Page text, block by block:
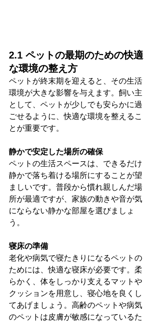
2.1 ペットの最期のための快適
な環境の整え方
ペットが終末期を迎えると、その生活
環境が大きな影響を与えます。飼い主
として、ペットが少しでも安らかに過
ごせるように、快適な環境を整えるこ
とが重要です。
静かで安定した場所の確保
ペットの生活スペースは、できるだけ
静かで落ち着ける場所にすることが望
ましいです。普段から慣れ親しんだ場
所が最適ですが、家族の動きや音が気
にならない静かな部屋を選びましょ
う。
寝床の準備
老化や病気で寝たきりになるペットの
ためには、快適な寝床が必要です。柔
らかく、体をしっかり支えるマットや
クッションを用意し、寝心地を良くし
てあげましょう。高齢のペットや病気
のペットは皮膚が敏感になっているた